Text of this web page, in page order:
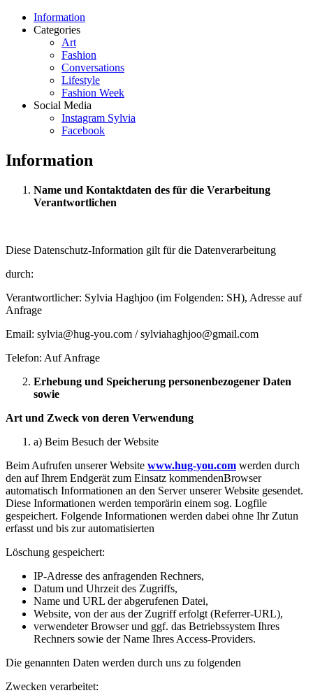
Information
Categories
Art
Fashion
Conversations
Lifestyle
Fashion Week
Social Media
Instagram Sylvia
Facebook
Information
Name und Kontaktdaten des für die Verarbeitung
Verantwortlichen
Diese Datenschutz-Information gilt für die Datenverarbeitung
durch:
Verantwortlicher: Sylvia Haghjoo (im Folgenden: SH), Adresse auf
Anfrage
Email: sylvia@hug-you.com / sylviahaghjoo@gmail.com
Telefon: Auf Anfrage
Erhebung und Speicherung personenbezogener Daten
sowie
Art und Zweck von deren Verwendung
a) Beim Besuch der Website
Beim Aufrufen unserer Website www.hug-you.com werden durch
den auf Ihrem Endgerät zum Einsatz kommendenBrowser
automatisch Informationen an den Server unserer Website gesendet.
Diese Informationen werden temporärin einem sog. Logfile
gespeichert. Folgende Informationen werden dabei ohne Ihr Zutun
erfasst und bis zur automatisierten
Löschung gespeichert:
IP-Adresse des anfragenden Rechners,
Datum und Uhrzeit des Zugriffs,
Name und URL der abgerufenen Datei,
Website, von der aus der Zugriff erfolgt (Referrer-URL),
verwendeter Browser und ggf. das Betriebssystem Ihres
Rechners sowie der Name Ihres Access-Providers.
Die genannten Daten werden durch uns zu folgenden
Zwecken verarbeitet: